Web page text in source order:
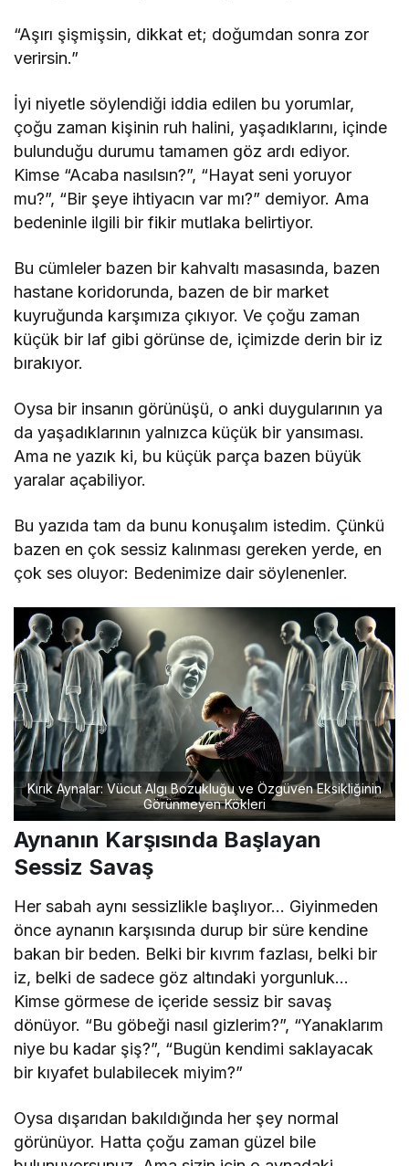
“Aşırı şişmişsin, dikkat et; doğumdan sonra zor
verirsin.”
İyi niyetle söylendiği iddia edilen bu yorumlar,
çoğu zaman kişinin ruh halini, yaşadıklarını, içinde
bulunduğu durumu tamamen göz ardı ediyor.
Kimse “Acaba nasılsın?”, “Hayat seni yoruyor
mu?”, “Bir şeye ihtiyacın var mı?” demiyor. Ama
bedeninle ilgili bir fikir mutlaka belirtiyor.
Bu cümleler bazen bir kahvaltı masasında, bazen
hastane koridorunda, bazen de bir market
kuyruğunda karşımıza çıkıyor. Ve çoğu zaman
küçük bir laf gibi görünse de, içimizde derin bir iz
bırakıyor.
Oysa bir insanın görünüşü, o anki duygularının ya
da yaşadıklarının yalnızca küçük bir yansıması.
Ama ne yazık ki, bu küçük parça bazen büyük
yaralar açabiliyor.
Bu yazıda tam da bunu konuşalım istedim. Çünkü
bazen en çok sessiz kalınması gereken yerde, en
çok ses oluyor: Bedenimize dair söylenenler.
Kırık Aynalar: Vücut Algı Bozukluğu ve Özgüven Eksikliğinin
Görünmeyen Kökleri
Aynanın Karşısında Başlayan
Sessiz Savaş
Her sabah aynı sessizlikle başlıyor… Giyinmeden
önce aynanın karşısında durup bir süre kendine
bakan bir beden. Belki bir kıvrım fazlası, belki bir
iz, belki de sadece göz altındaki yorgunluk…
Kimse görmese de içeride sessiz bir savaş
dönüyor. “Bu göbeği nasıl gizlerim?”, “Yanaklarım
niye bu kadar şiş?”, “Bugün kendimi saklayacak
bir kıyafet bulabilecek miyim?”
Oysa dışarıdan bakıldığında her şey normal
görünüyor. Hatta çoğu zaman güzel bile